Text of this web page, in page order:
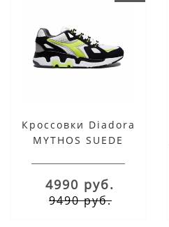
Кроссовки Diadora
MYTHOS SUEDE
4990 руб.
9490 руб.